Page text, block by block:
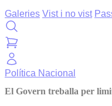
Galeries Vist i no vist
Política Nacional
El Govern treballa per